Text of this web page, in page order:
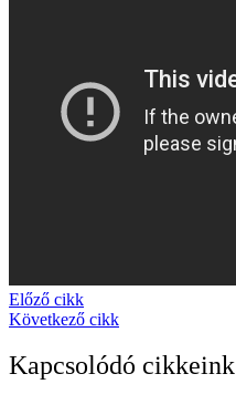
Előző cikk
Következő cikk
Kapcsolódó cikkeink